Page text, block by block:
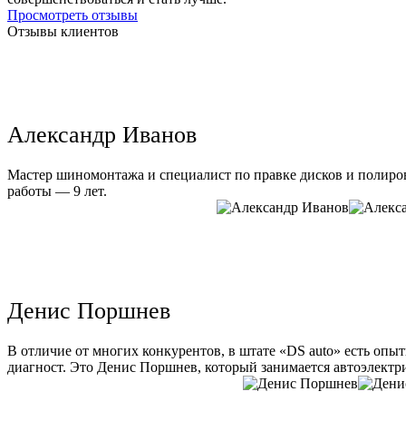
Просмотреть отзывы
Отзывы клиентов
Александр Иванов
Мастер шиномонтажа и специалист по правке дисков и
работы — 9 лет.
Денис Поршнев
В отличие от многих конкурентов, в штате «DS auto» есть
диагност. Это Денис Поршнев, который занимается